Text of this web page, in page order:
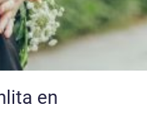
en